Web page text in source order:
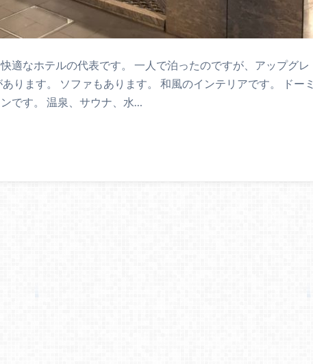
適なホテルの代表です。 一人で泊ったのですが、アップグレ
ります。 ソファもあります。 和風のインテリアです。 ドーミ
です。 温泉、サウナ、水…